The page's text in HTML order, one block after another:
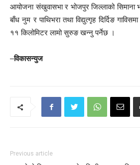
आयोजना संखुवासभा र भोजपुर जिल्लाको सिमाना
बाँध नुम र पाथिभरा तथा विद्युत्गृह दिर्दिङ
११ किलोमिटर लामो सुरुङ खन्नु पर्नेछ ।
–विकासन्युज
Previous article